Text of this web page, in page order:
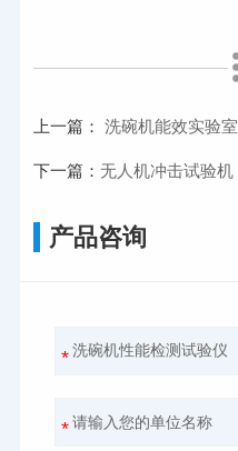
上一篇：洗碗机能效实验室
下一篇：无人机冲击试验机
产品咨询